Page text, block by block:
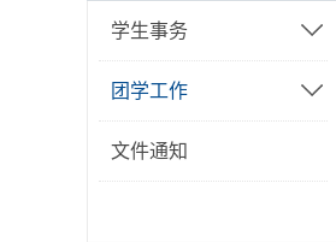
学生事务
团学工作
文件通知